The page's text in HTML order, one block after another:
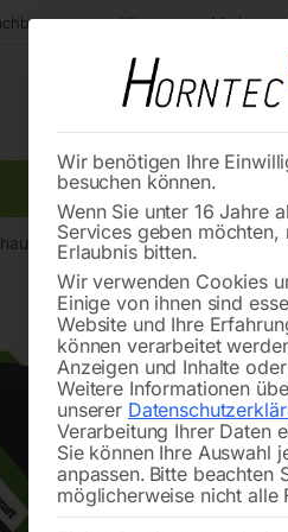
aus Kärnten
Metall Reinigung
Wasserschlauchaufroller
🔍
Wir benötigen Ihre
besuchen können.
Wenn Sie unter 16 Jahre
Services geben möchten,
Erlaubnis bitten.
Wir verwenden Cookies
Einige von ihnen sind
Website und Ihre
können verarbeitet
Anzeigen und Inhalte
Weitere Informationen
unserer
Verarbeitung Ihrer Daten
Sie können Ihre Auswahl
anpassen. Bitte beachten
möglicherweise nicht alle